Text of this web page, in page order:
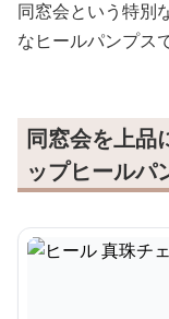
同窓会という特別
なヒールパンプス
同窓会を上品
ップヒールパ